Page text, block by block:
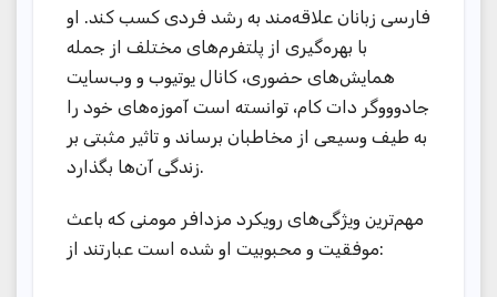
فارسی زبانان علاقه‌مند به رشد فردی کسب کند. او
با بهره‌گیری از پلتفرم‌های مختلف از جمله
همایش‌های حضوری، کانال یوتیوب و وب‌سایت
جادوووگر دات کام، توانسته است آموزه‌های خود را
به طیف وسیعی از مخاطبان برساند و تاثیر مثبتی بر
زندگی آن‌ها بگذارد.
مهم‌ترین ویژگی‌های رویکرد مزدافر مومنی که باعث
موفقیت و محبوبیت او شده است عبارتند از: